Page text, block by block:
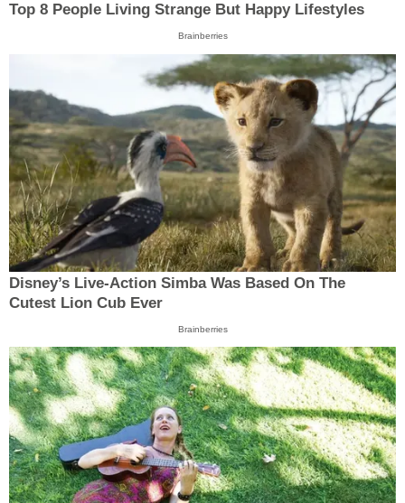
Top 8 People Living Strange But Happy Lifestyles
Brainberries
Disney’s Live-Action Simba Was Based On The
Cutest Lion Cub Ever
Brainberries